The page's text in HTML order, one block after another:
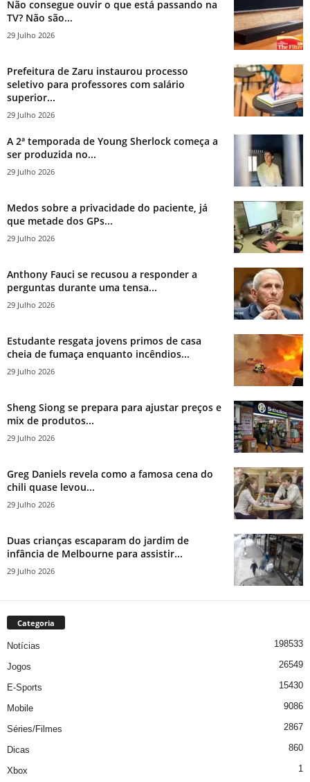
Não consegue ouvir o que está passando na
TV? Não são...
29 Julho 2026
Prefeitura de Zaru instaurou processo
seletivo para professores com salário
superior...
29 Julho 2026
A 2ª temporada de Young Sherlock começa a
ser produzida no...
29 Julho 2026
Medos sobre a privacidade do paciente, já
que metade dos GPs...
29 Julho 2026
Anthony Fauci se recusou a responder a
perguntas durante uma tensa...
29 Julho 2026
Estudante resgata jovens primos de casa
cheia de fumaça enquanto incêndios...
29 Julho 2026
Sheng Siong se prepara para ajustar preços e
mix de produtos...
29 Julho 2026
Greg Daniels revela como a famosa cena do
chili quase levou...
29 Julho 2026
Duas crianças escaparam do jardim de
infância de Melbourne para assistir...
29 Julho 2026
Categoria
Notícias 198533
Jogos 26549
E-Sports 15430
Mobile 9086
Séries/Filmes 2867
Dicas 860
Xbox 1